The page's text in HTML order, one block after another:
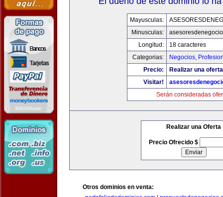
Mayusculas:
Minusculas:
Longitud:
18 caracteres
Categorias:
Negocios,
Precio:
Realizar una
Visitar!
Serán consideradas
Realizar una Oferta
Precio Ofrecido $
Otros dominios en venta: